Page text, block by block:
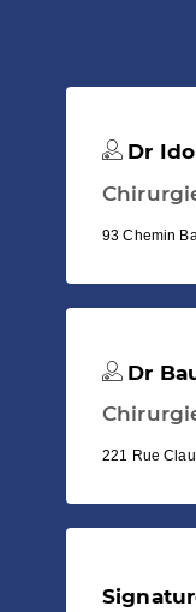
Dr
93 Chemin
Dr
221 Rue